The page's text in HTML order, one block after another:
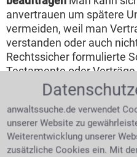
anvertrauen um spätere
vermeiden, weil man
verstanden oder auch
Rechtssicher formulierte
Testamente oder
Fachkenntnis eines
Rechtsanwalt kann
und mögliche
Die Akteneinsicht
anwaltssuche.de verwendet
unserer Website zu
Weiterentwicklung unserer
zusätzliche Cookies ein. Mit